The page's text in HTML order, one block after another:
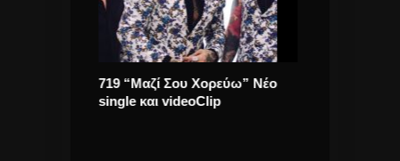
719 “Μαζί Σου Χορεύω” Νέο
single και videoClip